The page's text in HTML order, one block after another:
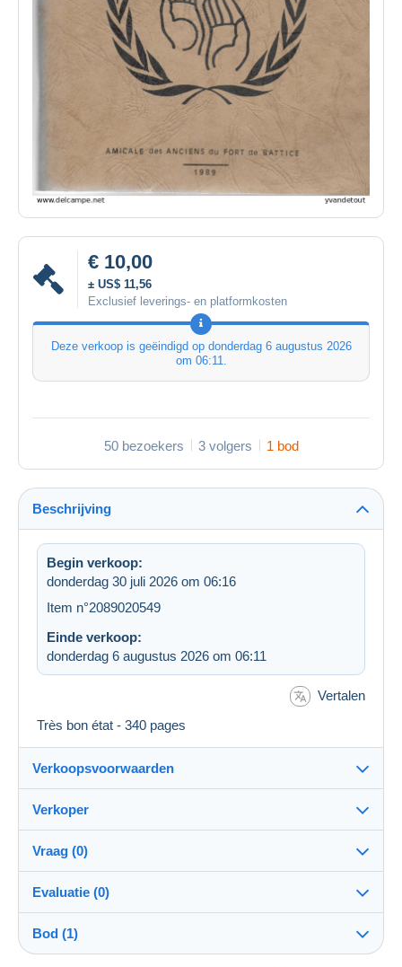
€ 10,00
± US$ 11,56
Exclusief leverings- en platformkosten
Deze verkoop is geëindigd op donderdag 6 augustus 2026
om 06:11
50 bezoekers 3 volgers 1 bod
Beschrijving
Begin verkoop:
donderdag 30 juli 2026 om 06:16
Item n°2089020549
Einde verkoop:
donderdag 6 augustus 2026 om 06:11
Vertalen
Très bon état - 340 pages
Verkoopsvoorwaarden
Bestemming:
Zie de lijst van landen
Eigenhandig:
Ja
Verzending:
Verzending na betaling
Verkoper
yvandetout100%(1523x)
Winkel
Vraag (0)
Evaluatie (0)
Beoordeling van de transactie
Bod (1)